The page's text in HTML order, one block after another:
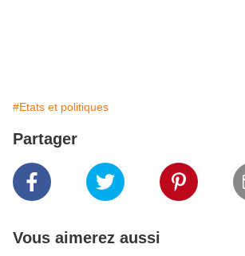
#Etats et politiques
Partager
Vous aimerez aussi